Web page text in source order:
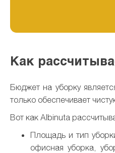
Как
Бюджет на уборку
только обеспечивает
Вот как Albinuta
Площадь и тип
офисная уборка,